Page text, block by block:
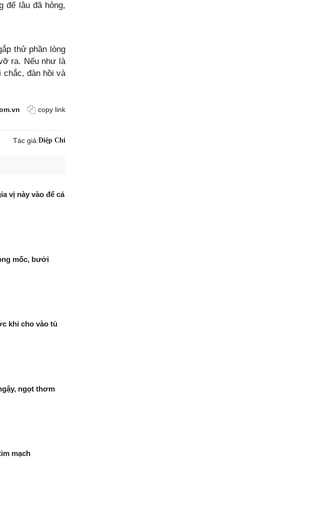
để lâu đã hỏng,
thử phần lòng
ra. Nếu như là
chắc, đàn hồi và
copy link
Tác giả:Diệp Chi
vị này vào để cả
mốc, bưởi
khi cho vào tủ
ngọt thơm
mạch